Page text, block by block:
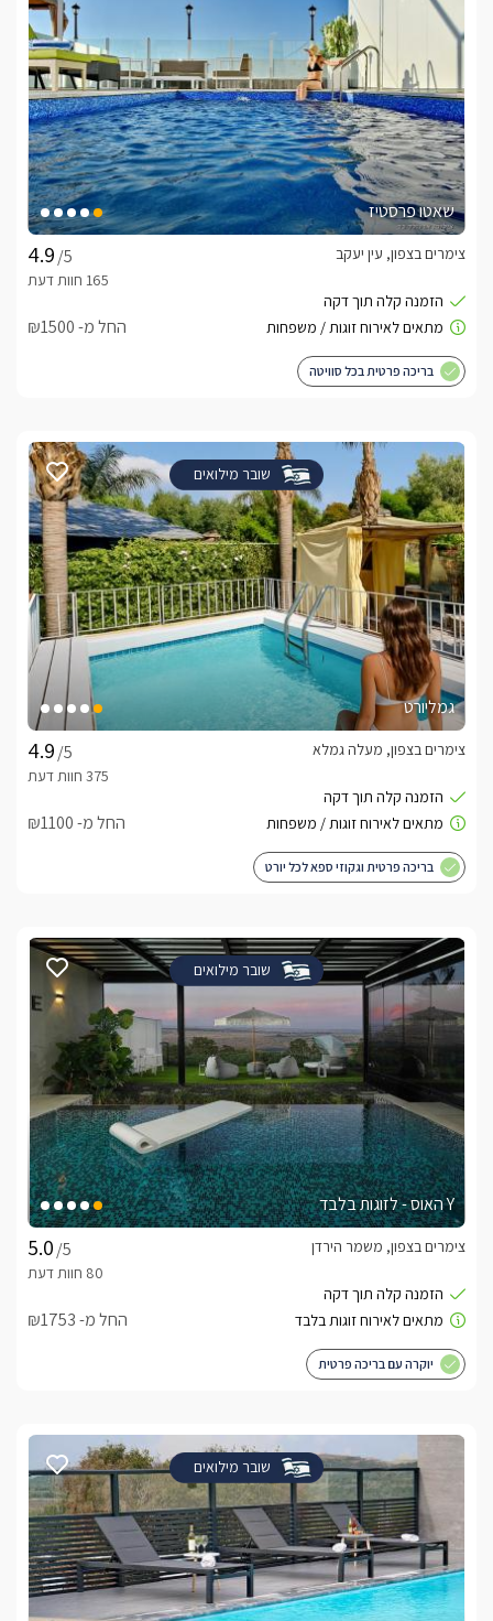
שאטו פרסטיז
/5
צימרים בצפון, עין יעקב
החל מ- ₪1500
בריכה פרטית בכל סוויטה
שובר מילואים
גמליורט
/5
צימרים בצפון, מעלה גמלא
החל מ- ₪1100
בריכה פרטית וגקוזי ספא לכל יורט
שובר מילואים
Y האוס - לזוגות בלבד
/5
צימרים בצפון, משמר הירדן
החל מ- ₪1753
יוקרה עם בריכה פרטית
שובר מילואים